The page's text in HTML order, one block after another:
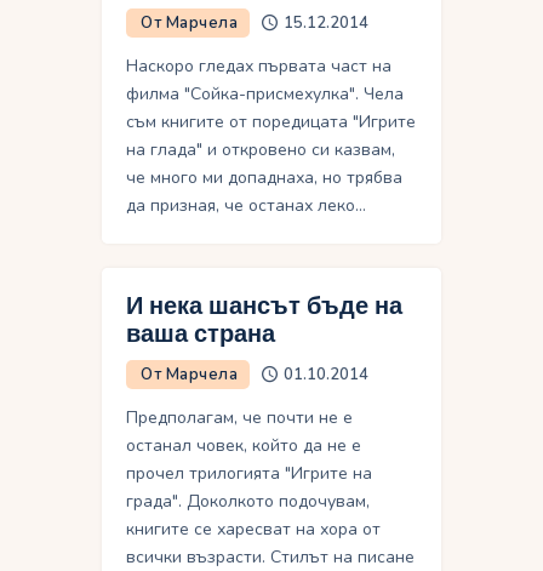
От Марчела 15.12.2014
Наскоро гледах първата част на
филма "Сойка-присмехулка". Чела
съм книгите от поредицата "Игрите
на глада" и откровено си казвам,
че много ми допаднаха, но трябва
да призная, че останах леко…
И нека шансът бъде на
ваша страна
От Марчела 01.10.2014
Предполагам, че почти не е
останал човек, който да не е
прочел трилогията "Игрите на
града". Доколкото подочувам,
книгите се харесват на хора от
всички възрасти. Стилът на писане